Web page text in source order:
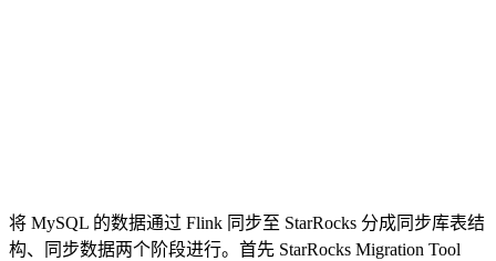
将 MySQL 的数据通过 Flink 同步至 StarRocks 分成同步库表结
构、同步数据两个阶段进行。首先 StarRocks Migration Tool